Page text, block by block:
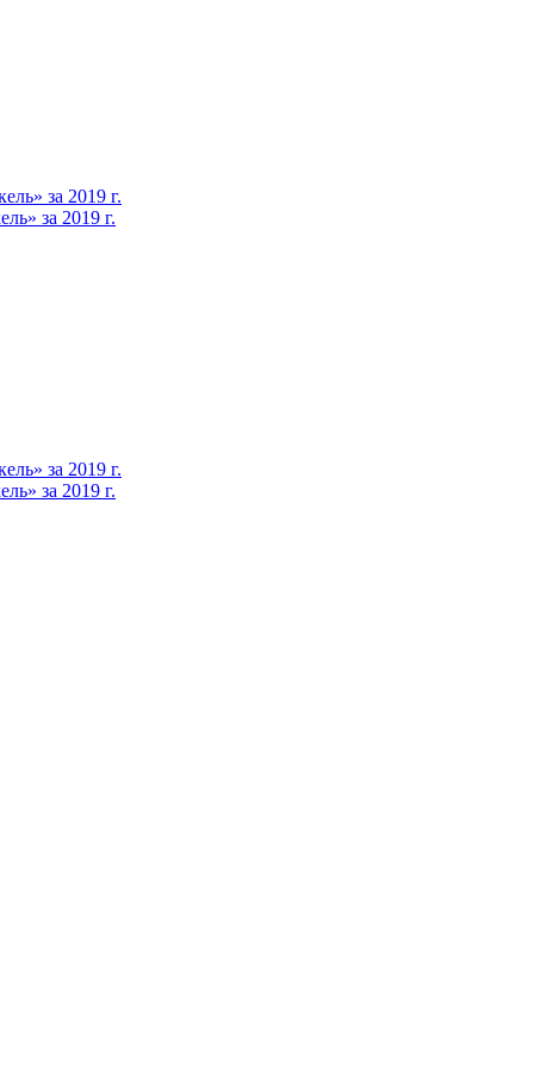
за 2019 г.
за 2019 г.
за 2019 г.
за 2019 г.